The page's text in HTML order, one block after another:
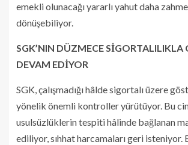
emekli olunacağı yararlı yahut daha
dönüşebiliyor.
SGK’NIN DÜZMECE SİGORTALILIKLA
DEVAM EDİYOR
SGK, çalışmadığı hâlde sigortalı üzere
yönelik önemli kontroller yürütüyor. Bu
usulsüzlüklerin tespiti hâlinde bağlanan
ediliyor, sıhhat harcamaları geri isteniyor.